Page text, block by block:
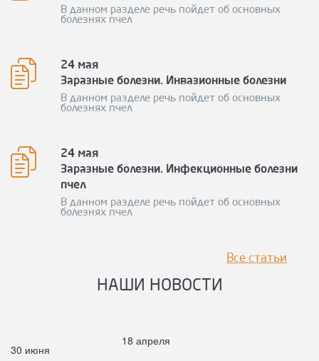
В данном разделе речь пойдет об основных
болезнях пчел
24 мая
Заразные болезни. Инвазионные болезни
В данном разделе речь пойдет об основных
болезнях пчел
24 мая
Заразные болезни. Инфекционные болезни
пчел
В данном разделе речь пойдет об основных
болезнях пчел
Все статьи
НАШИ НОВОСТИ
30 июня
18 апреля